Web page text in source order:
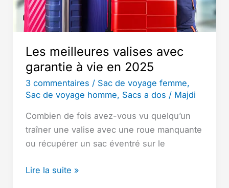
Top
marques
les
mieux
Les meilleures valises avec
garantie à vie en 2025
3 commentaires / Sac de voyage femme,
Sac de voyage homme, Sacs a dos / Majdi
Combien de fois avez-vous vu quelqu’un
traîner une valise avec une roue manquante
ou récupérer un sac éventré sur le
Les
Lire la suite »